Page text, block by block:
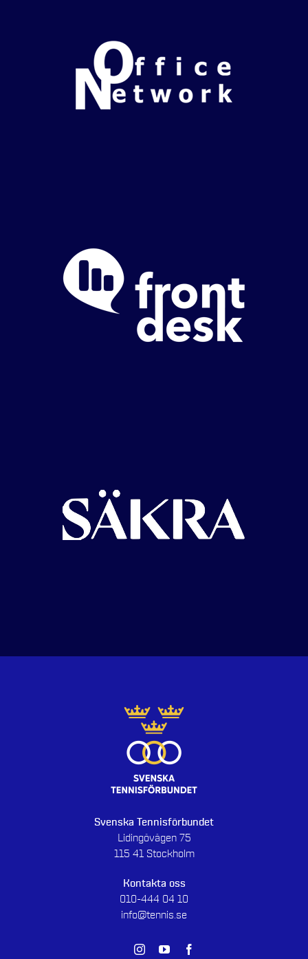
Svenska Tennisförbundet
Lidingövägen 75
115 41 Stockholm
Kontakta oss
010-444 04 10
info@tennis.se